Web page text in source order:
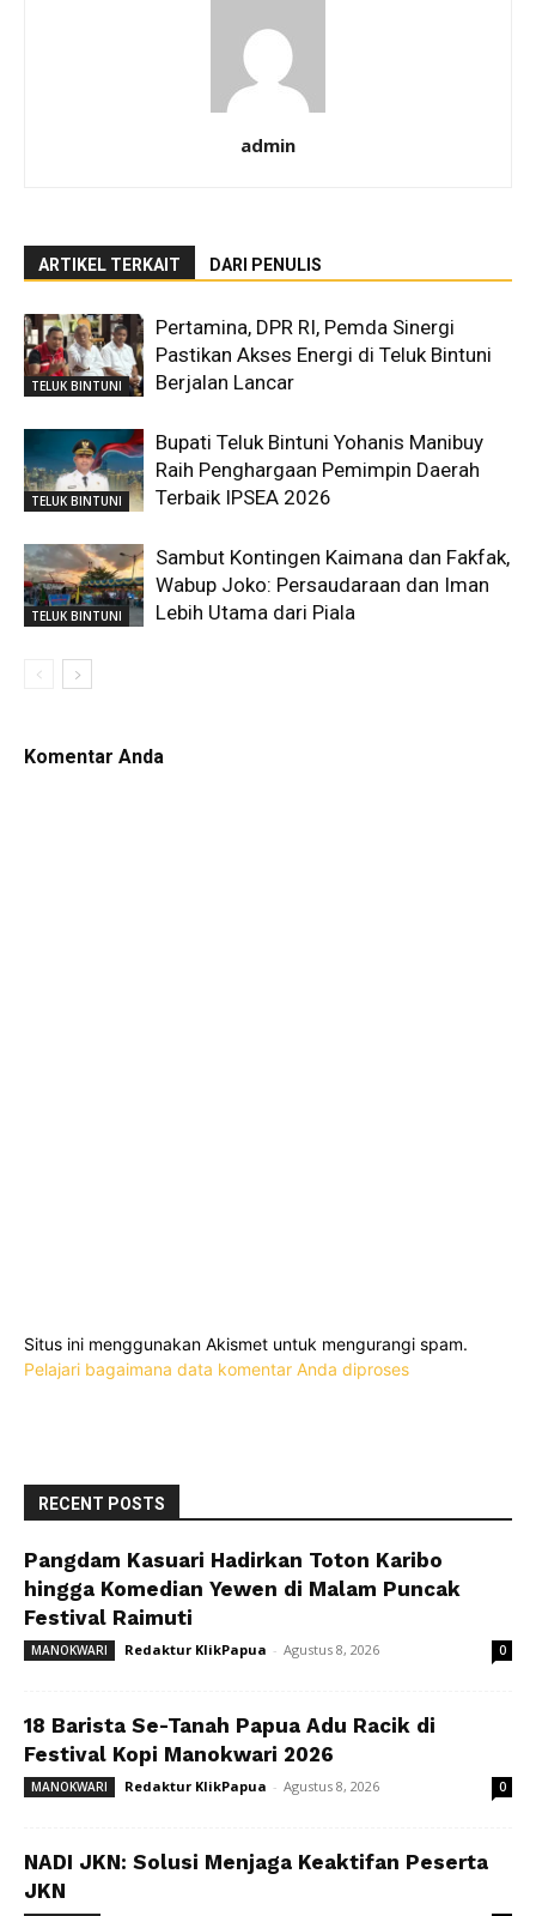
admin
ARTIKEL TERKAIT DARI PENULIS
TELUK BINTUNI
Pertamina, DPR RI, Pemda Sinergi
Pastikan Akses Energi di Teluk Bintuni
Berjalan Lancar
TELUK BINTUNI
Bupati Teluk Bintuni Yohanis Manibuy
Raih Penghargaan Pemimpin Daerah
Terbaik IPSEA 2026
TELUK BINTUNI
Sambut Kontingen Kaimana dan Fakfak,
Wabup Joko: Persaudaraan dan Iman
Lebih Utama dari Piala
Komentar Anda
Situs ini menggunakan Akismet untuk mengurangi spam.
Pelajari bagaimana data komentar Anda diproses
RECENT POSTS
Pangdam Kasuari Hadirkan Toton Karibo
hingga Komedian Yewen di Malam Puncak
Festival Raimuti
MANOKWARI Redaktur KlikPapua - Agustus 8, 2026 0
18 Barista Se-Tanah Papua Adu Racik di
Festival Kopi Manokwari 2026
MANOKWARI Redaktur KlikPapua - Agustus 8, 2026 0
NADI JKN: Solusi Menjaga Keaktifan Peserta
JKN